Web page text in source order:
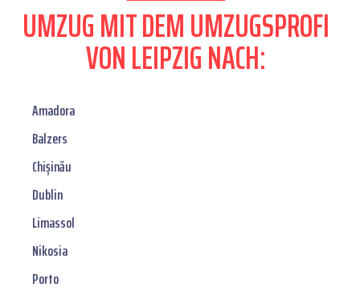
UMZUG MIT DEM UMZUGSPROFI
VON LEIPZIG NACH:
Amadora
Balzers
Chișinău
Dublin
Limassol
Nikosia
Porto